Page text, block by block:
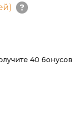
40 бонусов